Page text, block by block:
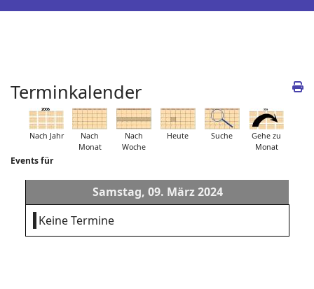
Terminkalender
Nach Jahr
Nach
Monat
Nach
Woche
Heute Suche
Gehe zu
Monat
Events für
Samstag, 09. März 2024
Keine Termine